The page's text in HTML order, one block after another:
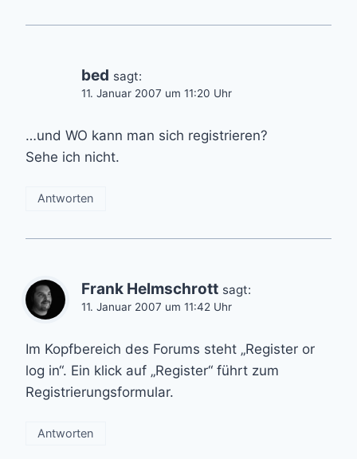
bed sagt:
11. Januar 2007 um 11:20 Uhr
…und WO kann man sich registrieren?
Sehe ich nicht.
Antworten
Frank Helmschrott sagt:
11. Januar 2007 um 11:42 Uhr
Im Kopfbereich des Forums steht „Register or
log in“. Ein klick auf „Register“ führt zum
Registrierungsformular.
Antworten